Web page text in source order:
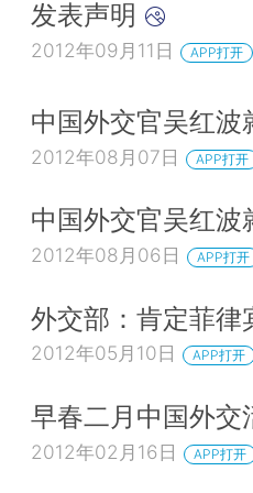
发表声明
2012年09月11日 APP打开
中国外交官吴红波
2012年08月07日 APP打开
中国外交官吴红波
2012年08月06日 APP打开
外交部：肯定菲律
2012年05月10日 APP打开
早春二月中国外交
2012年02月16日 APP打开